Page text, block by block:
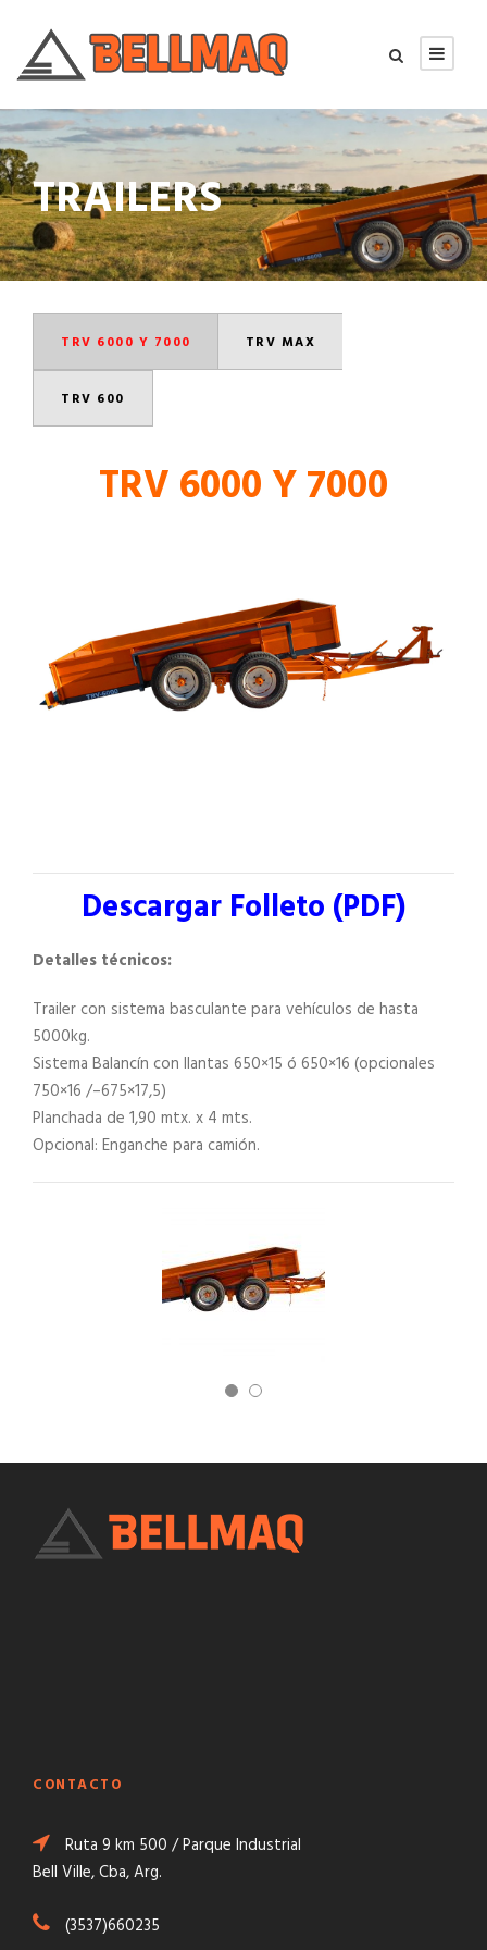
TRAILERS
TRV 6000 Y 7000 TRV MAX
TRV 600
TRV 6000 Y 7000
Descargar Folleto (PDF)
Detalles técnicos:
Trailer con sistema basculante para vehículos de hasta
5000kg.
Sistema Balancín con llantas 650×15 ó 650×16 (opcionales
750×16 /–675×17,5)
Planchada de 1,90 mtx. x 4 mts.
Opcional: Enganche para camión.
CONTACTO
Ruta 9 km 500 / Parque Industrial
Bell Ville, Cba, Arg.
(3537)660235